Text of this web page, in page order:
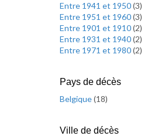
Entre 1941 et 1950(3)
Entre 1951 et 1960(3)
Entre 1901 et 1910(2)
Entre 1931 et 1940(2)
Entre 1971 et 1980(2)
Pays de décès
Belgique(18)
Ville de décès